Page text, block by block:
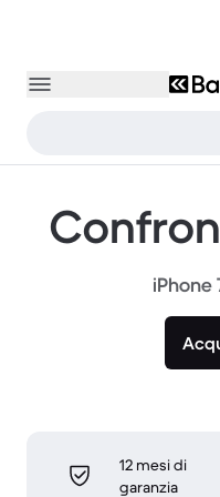
iPhone
12 mesi di
garanzia